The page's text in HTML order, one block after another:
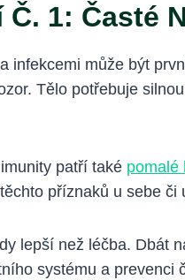
1: Časté
infekcemi může být
Tělo potřebuje
patří také pomalé
příznaků u sebe
lepší než léčba. Dbát
systému a prevenci